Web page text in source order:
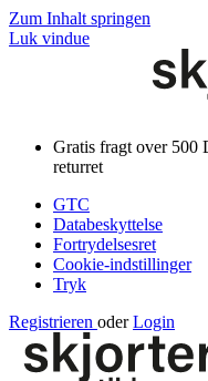
Zum Inhalt springen
Luk vindue
Gratis fragt over 500
returret
GTC
Databeskyttelse
Fortrydelsesret
Cookie-indstillinger
Tryk
Registrieren oder Login